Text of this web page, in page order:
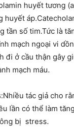
huyết tương
huyết
tần số tim.Tức là
mạch ngoại vi
đi ở cầu thận gây
mạch máu.
tác giả cho
lần có thể làm
bị stress.